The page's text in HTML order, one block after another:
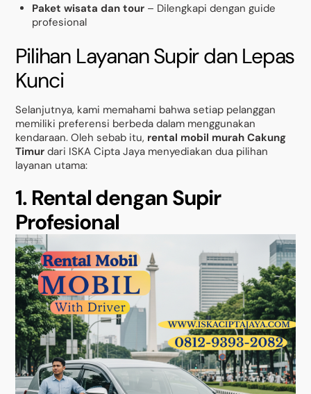
Paket wisata dan tour – Dilengkapi dengan guide
profesional
Pilihan Layanan Supir dan Lepas
Kunci
Selanjutnya, kami memahami bahwa setiap pelanggan
memiliki preferensi berbeda dalam menggunakan
kendaraan. Oleh sebab itu, rental mobil murah Cakung
Timur dari ISKA Cipta Jaya menyediakan dua pilihan
layanan utama:
1. Rental dengan Supir
Profesional